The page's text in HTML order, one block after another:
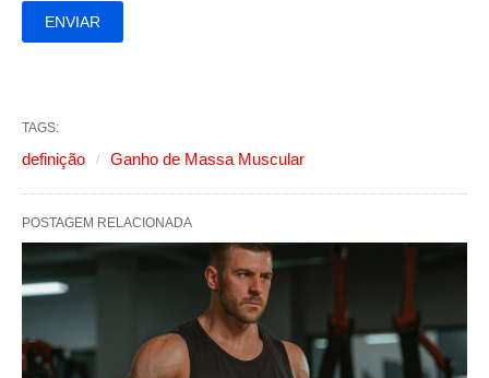
TAGS:
definição Ganho de Massa Muscular
POSTAGEM RELACIONADA